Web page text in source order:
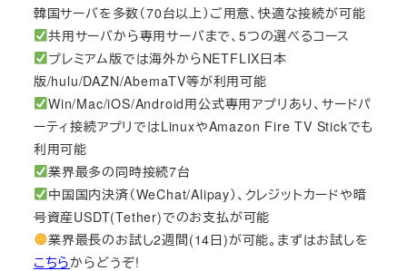
韓国サーバを多数（70台以上）ご用意、快適な接続が可能
共用サーバから専用サーバまで、5つの選べるコース
プレミアム版では海外からNETFLIX日本
版/hulu/DAZN/AbemaTV等が利用可能
Win/Mac/iOS/Android用公式専用アプリあり、サードパ
ーティ接続アプリではLinuxやAmazon Fire TV Stickでも
利用可能
業界最多の同時接続7台
中国国内決済（WeChat/Alipay）、クレジットカードや暗
号資産USDT(Tether)でのお支払が可能
業界最長のお試し2週間(14日)が可能。まずはお試しを
こちらからどうぞ!